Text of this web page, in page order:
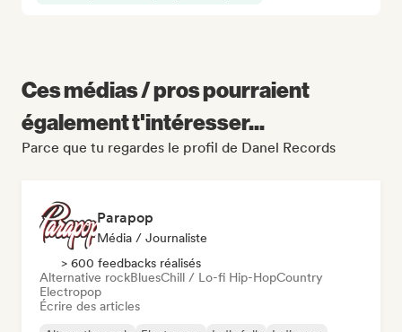
Ces médias / pros pourraient
également t'intéresser...
Parce que tu regardes le profil de Danel Records
Parapop
Média / Journaliste
> 600 feedbacks réalisés
Alternative rockBluesChill / Lo-fi Hip-HopCountry
Electropop
Écrire des articles